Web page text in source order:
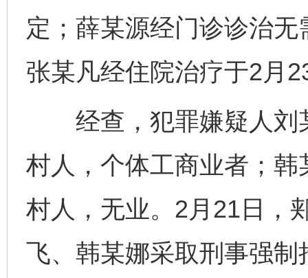
定；薛某源经门诊诊治
张某凡经住院治疗于2月
经查，犯罪嫌疑人刘
村人，个体工商业者；
村人，无业。2月21日，
飞、韩某娜采取刑事强